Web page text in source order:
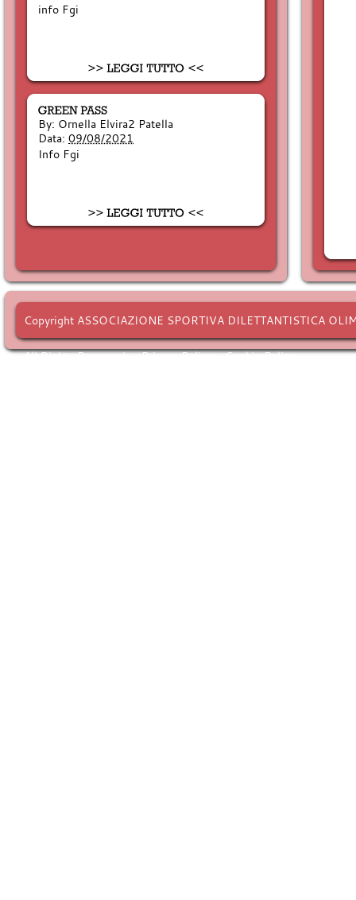
info Fgi
By: Ornella Elvira2 Patella
Data: 09/08/2021
Info Fgi
Copyright ASSOCIAZIONE SPORTIVA DILETTANTISTICA
All Rights Reserved. -Privacy Policy-Cookie Policy